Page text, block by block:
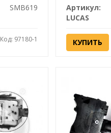
SMB619
Код: 97180-1
Артикул:
LUCAS
КУПИТЬ